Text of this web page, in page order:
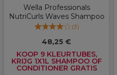
Wella Professionals
NutriCurls Waves Shampoo
(3)
48,25 €
KOOP 9 KLEURTUBES,
KRIJG 1X1L SHAMPOO OF
CONDITIONER GRATIS